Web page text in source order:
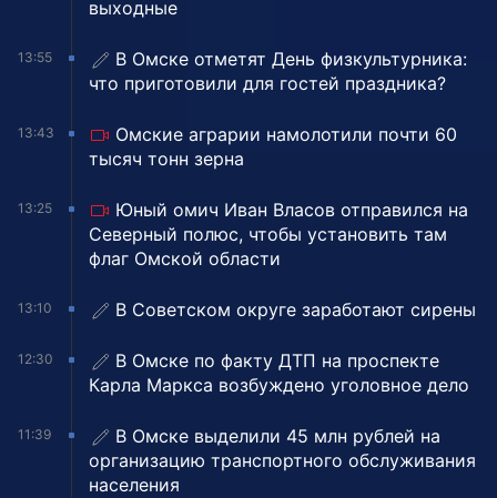
выходные
13:55
В Омске отметят День физкультурника:
что приготовили для гостей праздника?
13:43
Омские аграрии намолотили почти 60
тысяч тонн зерна
13:25
Юный омич Иван Власов отправился на
Северный полюс, чтобы установить там
флаг Омской области
13:10 В Советском округе заработают сирены
12:30
В Омске по факту ДТП на проспекте
Карла Маркса возбуждено уголовное дело
11:39
В Омске выделили 45 млн рублей на
организацию транспортного обслуживания
населения